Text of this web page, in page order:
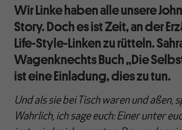
Wir Linke haben alle unsere
Story. Doch es ist Zeit, an der
Life-Style-Linken zu rütteln.
Wagenknechts Buch „Die
ist eine Einladung, dies zu tun.
Und als sie bei Tisch waren und aßen,
Wahrlich, ich sage euch: Einer unter